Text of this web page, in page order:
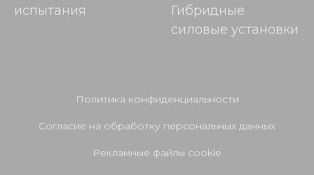
испытания
Гибридные
силовые установки
Политика конфиденциальности
Согласие на обработку персональных данных
Рекламные файлы cookie